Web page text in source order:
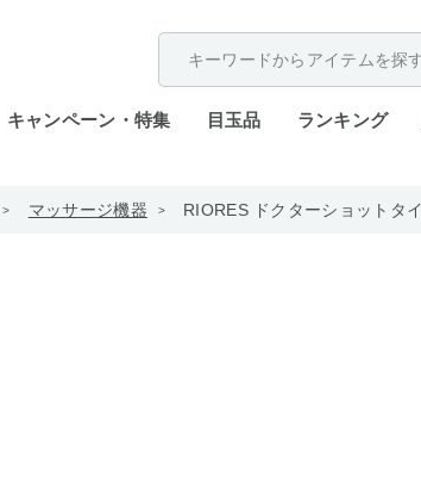
キャンペーン・特集 目玉品 ランキング
マッサージ機器 RIORES ドクターショットタ